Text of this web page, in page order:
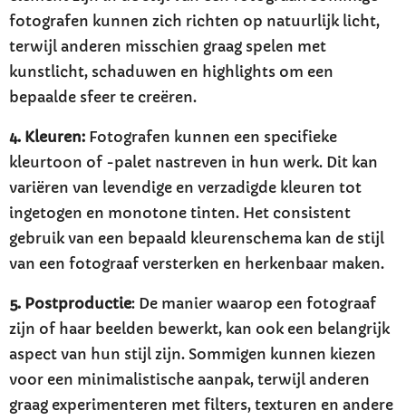
fotografen kunnen zich richten op natuurlijk licht,
terwijl anderen misschien graag spelen met
kunstlicht, schaduwen en highlights om een
bepaalde sfeer te creëren.
4. Kleuren: Fotografen kunnen een specifieke
kleurtoon of -palet nastreven in hun werk. Dit kan
variëren van levendige en verzadigde kleuren tot
ingetogen en monotone tinten. Het consistent
gebruik van een bepaald kleurenschema kan de stijl
van een fotograaf versterken en herkenbaar maken.
5. Postproductie: De manier waarop een fotograaf
zijn of haar beelden bewerkt, kan ook een belangrijk
aspect van hun stijl zijn. Sommigen kunnen kiezen
voor een minimalistische aanpak, terwijl anderen
graag experimenteren met filters, texturen en andere